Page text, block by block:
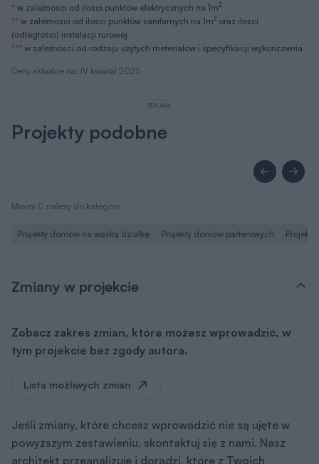
Ceny aktualne na: IV kwartał 2025
* w zależności od ilości punktów elektrycznych na 1m2
** w zależności od ilości punktów sanitarnych na 1m2 oraz ilości
(odległości) instalacji rurowej
*** w zależności od rodzaju użytych meteriałów i specyfikacji wykończenia
REKLAMA
Projekty podobne
Miami C należy do kategorii:
Projekty domów na wąską działkę Projekty domów parterowych
Zmiany w projekcie
Zobacz zakres zmian, które możesz wprowadzić, w
tym projekcie bez zgody autora.
Lista możliwych zmian
Jeśli zmiany, które chcesz wprowadzić nie są ujęte w
powyższym zestawieniu, skontaktuj się z nami. Nasz
architekt przeanalizuje i doradzi, które z Twoich